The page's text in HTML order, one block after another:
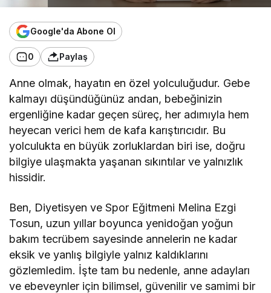
Google'da Abone Ol
0 Paylaş
Anne olmak, hayatın en özel yolculuğudur. Gebe
kalmayı düşündüğünüz andan, bebeğinizin
ergenliğine kadar geçen süreç, her adımıyla hem
heyecan verici hem de kafa karıştırıcıdır. Bu
yolculukta en büyük zorluklardan biri ise, doğru
bilgiye ulaşmakta yaşanan sıkıntılar ve yalnızlık
hissidir.
Ben, Diyetisyen ve Spor Eğitmeni Melina Ezgi
Tosun, uzun yıllar boyunca yenidoğan yoğun
bakım tecrübem sayesinde annelerin ne kadar
eksik ve yanlış bilgiyle yalnız kaldıklarını
gözlemledim. İşte tam bu nedenle, anne adayları
ve ebeveynler için bilimsel, güvenilir ve samimi bir